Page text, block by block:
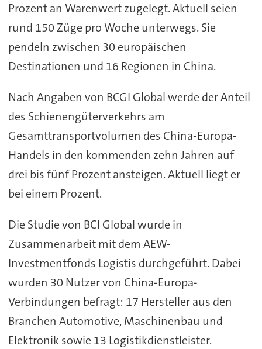
Prozent an Warenwert zugelegt. Aktuell seien
rund 150 Züge pro Woche unterwegs. Sie
pendeln zwischen 30 europäischen
Destinationen und 16 Regionen in China.
Nach Angaben von BCGI Global werde der Anteil
des Schienengüterverkehrs am
Gesamttransportvolumen des China-Europa-
Handels in den kommenden zehn Jahren auf
drei bis fünf Prozent ansteigen. Aktuell liegt er
bei einem Prozent.
Die Studie von BCI Global wurde in
Zusammenarbeit mit dem AEW-
Investmentfonds Logistis durchgeführt. Dabei
wurden 30 Nutzer von China-Europa-
Verbindungen befragt: 17 Hersteller aus den
Branchen Automotive, Maschinenbau und
Elektronik sowie 13 Logistikdienstleister.